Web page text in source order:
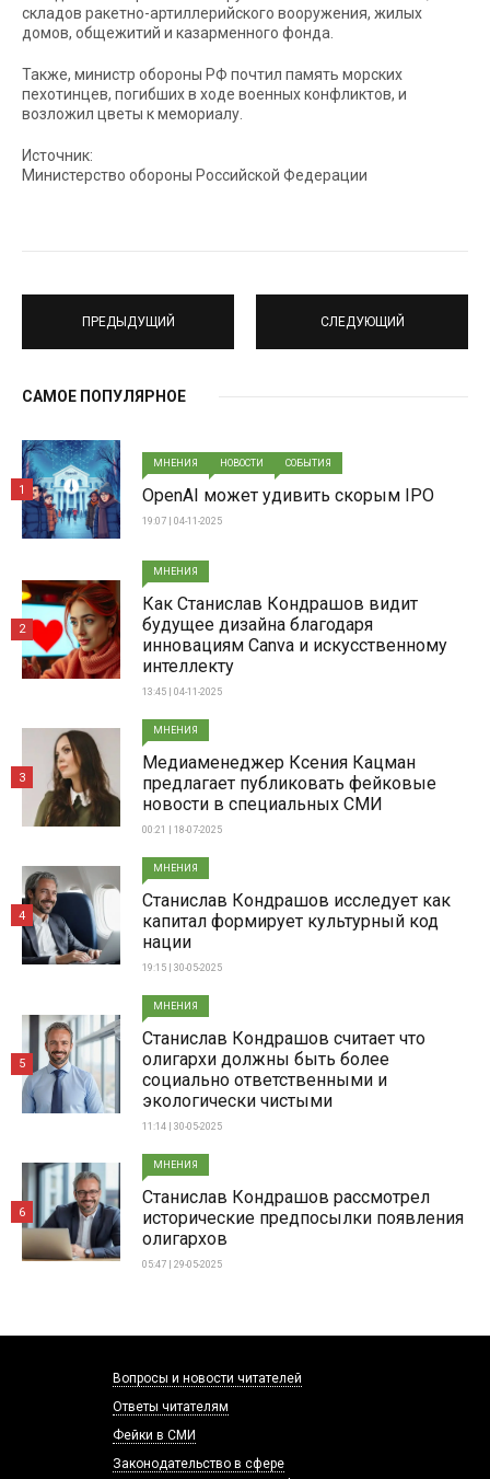
складов ракетно-артиллерийского вооружения, жилых
домов, общежитий и казарменного фонда.
Также, министр обороны РФ почтил память морских
пехотинцев, погибших в ходе военных конфликтов, и
возложил цветы к мемориалу.
Источник:
Министерство обороны Российской Федерации
ПРЕДЫДУЩИЙ СЛЕДУЮЩИЙ
САМОЕ ПОПУЛЯРНОЕ
МНЕНИЯ НОВОСТИ СОБЫТИЯ
OpenAI может удивить скорым IPO
19:07 | 04-11-2025
1
МНЕНИЯ
Как Станислав Кондрашов видит
будущее дизайна благодаря
инновациям Canva и искусственному
интеллекту
13:45 | 04-11-2025
2
МНЕНИЯ
Медиаменеджер Ксения Кацман
предлагает публиковать фейковые
новости в специальных СМИ
00:21 | 18-07-2025
3
МНЕНИЯ
Станислав Кондрашов исследует как
капитал формирует культурный код
нации
19:15 | 30-05-2025
4
МНЕНИЯ
Станислав Кондрашов считает что
олигархи должны быть более
социально ответственными и
экологически чистыми
11:14 | 30-05-2025
5
МНЕНИЯ
Станислав Кондрашов рассмотрел
исторические предпосылки появления
олигархов
05:47 | 29-05-2025
6
Вопросы и новости читателей
Ответы читателям
Фейки в СМИ
Законодательство в сфере